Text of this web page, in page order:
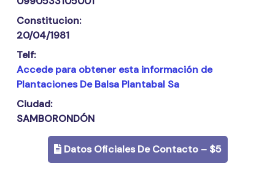
Constitucion:
20/04/1981
Telf:
Accede para obtener esta información de
Plantaciones De Balsa Plantabal Sa
Ciudad:
SAMBORONDÓN
Datos Oficiales De Contacto – $5